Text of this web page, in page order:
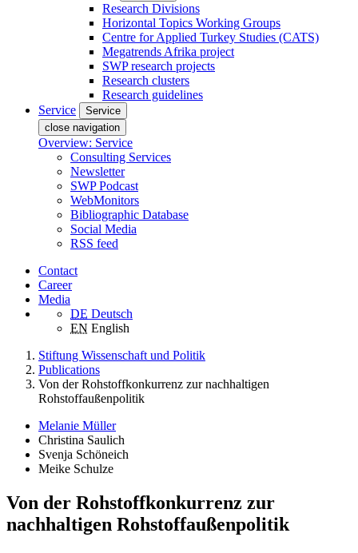
Research Divisions
Horizontal Topics Working Groups
Centre for Applied Turkey Studies (CATS)
Megatrends Afrika project
SWP research projects
Research clusters
Research guidelines
Service
Service
close navigation
Overview: Service
Consulting Services
Newsletter
SWP Podcast
WebMonitors
Bibliographic Database
Social Media
RSS feed
Contact
Career
Media
DE Deutsch
EN English
Stiftung Wissenschaft und Politik
Publications
Von der Rohstoffkonkurrenz zur nachhaltigen
Rohstoffaußenpolitik
Melanie Müller
Christina Saulich
Svenja Schöneich
Meike Schulze
Von der Rohstoffkonkurrenz zur
nachhaltigen Rohstoffaußenpolitik